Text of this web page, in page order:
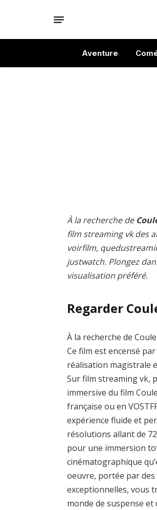
Aventure
À la recherche de
film streaming vk des
voirfilm,
justwatch. Plongez
visualisation préféré.
Regarder
À la recherche de
Ce film est encensé
réalisation magistrale
Sur film streaming vk,
immersive du film
française ou en
expérience fluide et
résolutions allant de
pour une immersion
cinématographique
oeuvre, portée par
exceptionnelles, vous
monde de suspense et